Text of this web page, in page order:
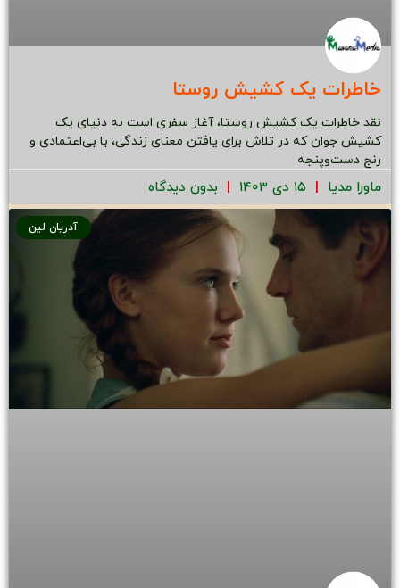
خاطرات یک کشیش روستا
نقد خاطرات یک کشیش روستا، آغاز سفری است به دنیای یک
کشیش جوان که در تلاش برای یافتن معنای زندگی، با بی‌اعتمادی و
رنج دست‌وپنجه
ماورا مدیا بدون دیدگاه
آدریان لین